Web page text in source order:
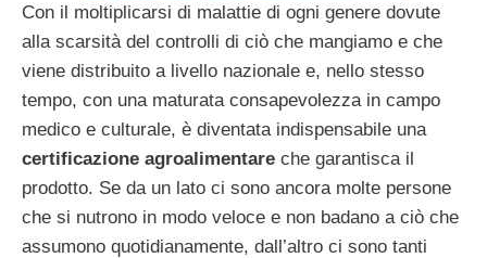
Con il moltiplicarsi di malattie di ogni genere dovute
alla scarsità del controlli di ciò che mangiamo e che
viene distribuito a livello nazionale e, nello stesso
tempo, con una maturata consapevolezza in campo
medico e culturale, è diventata indispensabile una
certificazione agroalimentare che garantisca il
prodotto. Se da un lato ci sono ancora molte persone
che si nutrono in modo veloce e non badano a ciò che
assumono quotidianamente, dall’altro ci sono tanti